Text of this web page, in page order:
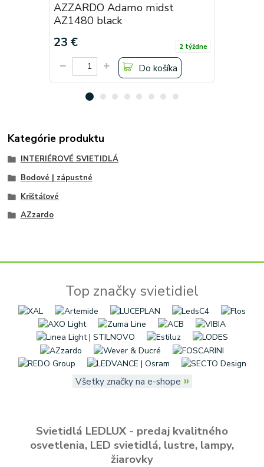
AZZARDO Adamo midst
AZ1480 black
23 € 2 týždne
Do košíka
Kategórie produktu
INTERIÉROVÉ SVIETIDLÁ
Bodové | zápustné
Krištáľové
AZzardo
Top značky svietidiel
Všetky značky na e-shope »
Svietidlá LEDLUX - predaj kvalitného
osvetlenia, LED svietidlá, lustre, lampy,
žiarovky